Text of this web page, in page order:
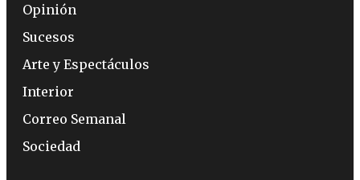
Opinión
Sucesos
Arte y Espectáculos
Interior
Correo Semanal
Sociedad